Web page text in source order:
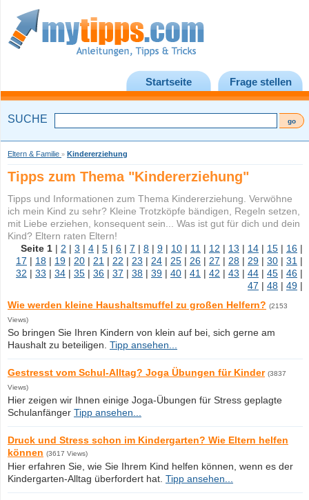
Startseite Frage stellen
SUCHE
Eltern & Familie » Kindererziehung
Tipps zum Thema "Kindererziehung"
Tipps und Informationen zum Thema Kindererziehung. Verwöhne
ich mein Kind zu sehr? Kleine Trotzköpfe bändigen, Regeln setzen,
mit Liebe erziehen, konsequent sein... Was ist gut für dich und dein
Kind? Eltern raten Eltern!
Seite 1 | 2 | 3 | 4 | 5 | 6 | 7 | 8 | 9 | 10 | 11 | 12 | 13 | 14 | 15 | 16 |
17 | 18 | 19 | 20 | 21 | 22 | 23 | 24 | 25 | 26 | 27 | 28 | 29 | 30 | 31 |
32 | 33 | 34 | 35 | 36 | 37 | 38 | 39 | 40 | 41 | 42 | 43 | 44 | 45 | 46 |
47 | 48 | 49 |
Wie werden kleine Haushaltsmuffel zu großen Helfern? (2153
Views)
So bringen Sie Ihren Kindern von klein auf bei, sich gerne am
Haushalt zu beteiligen. Tipp ansehen...
Gestresst vom Schul-Alltag? Joga Übungen für Kinder (3837
Views)
Hier zeigen wir Ihnen einige Joga-Übungen für Stress geplagte
Schulanfänger Tipp ansehen...
Druck und Stress schon im Kindergarten? Wie Eltern helfen
können (3617 Views)
Hier erfahren Sie, wie Sie Ihrem Kind helfen können, wenn es der
Kindergarten-Alltag überfordert hat. Tipp ansehen...